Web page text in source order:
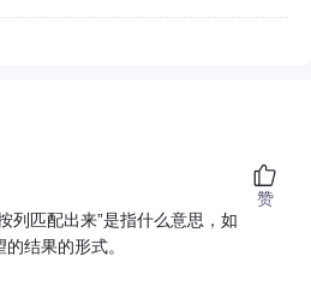
列匹配出来”是指什么意思，如
结果的形式。
赞